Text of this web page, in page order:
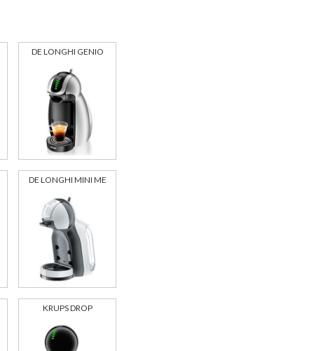
DE LONGHI GENIO
DE LONGHI MINI ME
KRUPS DROP